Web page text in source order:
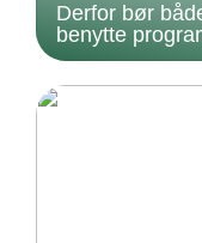
Derfor bør
benytte